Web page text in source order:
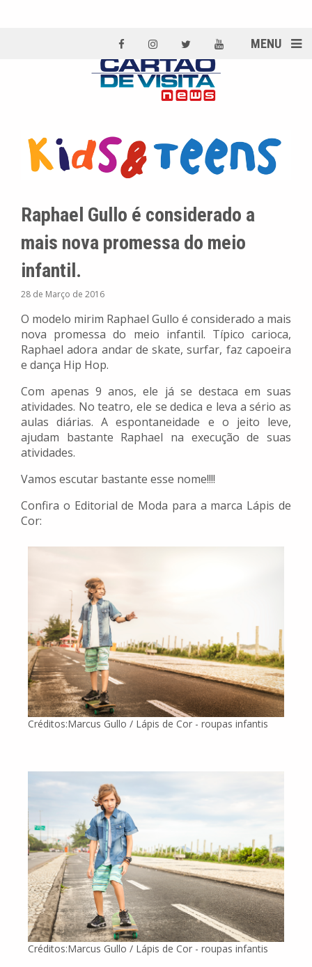
MENU
Raphael Gullo é considerado a
mais nova promessa do meio
infantil.
28 de Março de 2016
O modelo mirim Raphael Gullo é considerado a mais
nova promessa do meio infantil. Típico carioca,
Raphael adora andar de skate, surfar, faz capoeira
e dança Hip Hop.
Com apenas 9 anos, ele já se destaca em suas
atividades. No teatro, ele se dedica e leva a sério as
aulas diárias. A espontaneidade e o jeito leve,
ajudam bastante Raphael na execução de suas
atividades.
Vamos escutar bastante esse nome!!!!
Confira o Editorial de Moda para a marca Lápis de
Cor:
Créditos:Marcus Gullo / Lápis de Cor - roupas infantis
Créditos:Marcus Gullo / Lápis de Cor - roupas infantis